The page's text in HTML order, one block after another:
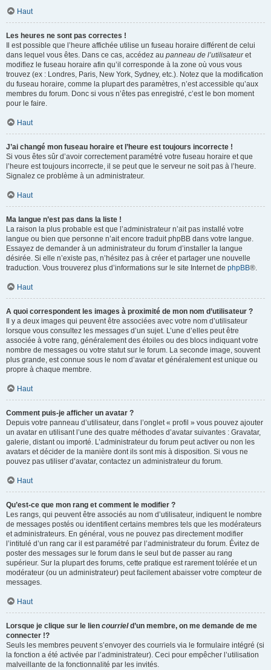
Haut
Les heures ne sont pas correctes !
Il est possible que l’heure affichée utilise un fuseau horaire différent de celui
dans lequel vous êtes. Dans ce cas, accédez au panneau de l’utilisateuret
modifiez le fuseau horaire afin qu’il corresponde à la zone où vous vous
trouvez (ex : Londres, Paris, New York, Sydney, etc.). Notez que la modification
du fuseau horaire, comme la plupart des paramètres, n’est accessible qu’aux
membres du forum. Donc si vous n’êtes pas enregistré, c’est le bon moment
pour le faire.
Haut
J’ai changé mon fuseau horaire et l’heure est toujours incorrecte !
Si vous êtes sûr d’avoir correctement paramétré votre fuseau horaire et que
l’heure est toujours incorrecte, il se peut que le serveur ne soit pas à l’heure.
Signalez ce problème à un administrateur.
Haut
Ma langue n’est pas dans la liste !
La raison la plus probable est que l’administrateur n’ait pas installé votre
langue ou bien que personne n’ait encore traduit phpBB dans votre langue.
Essayez de demander à un administrateur du forum d’installer la langue
désirée. Si elle n’existe pas, n’hésitez pas à créer et partager une nouvelle
traduction. Vous trouverez plus d’informations sur le site Internet de phpBB®.
Haut
A quoi correspondent les images à proximité de mon nom d’utilisateur ?
Il y a deux images qui peuvent être associées avec votre nom d’utilisateur
lorsque vous consultez les messages d’un sujet. L’une d’elles peut être
associée à votre rang, généralement des étoiles ou des blocs indiquant votre
nombre de messages ou votre statut sur le forum. La seconde image, souvent
plus grande, est connue sous le nom d’avatar et généralement est unique ou
propre à chaque membre.
Haut
Comment puis-je afficher un avatar ?
Depuis votre panneau d’utilisateur, dans l’onglet « profil » vous pouvez ajouter
un avatar en utilisant l’une des quatre méthodes d’avatar suivantes : Gravatar,
galerie, distant ou importé. L’administrateur du forum peut activer ou non les
avatars et décider de la manière dont ils sont mis à disposition. Si vous ne
pouvez pas utiliser d’avatar, contactez un administrateur du forum.
Haut
Qu’est-ce que mon rang et comment le modifier ?
Les rangs, qui peuvent être associés au nom d’utilisateur, indiquent le nombre
de messages postés ou identifient certains membres tels que les modérateurs
et administrateurs. En général, vous ne pouvez pas directement modifier
l’intitulé d’un rang car il est paramétré par l’administrateur du forum. Évitez de
poster des messages sur le forum dans le seul but de passer au rang
supérieur. Sur la plupart des forums, cette pratique est rarement tolérée et un
modérateur (ou un administrateur) peut facilement abaisser votre compteur de
messages.
Haut
Lorsque je clique sur le lien courrield’un membre, on me demande de me
connecter !?
Seuls les membres peuvent s’envoyer des courriels via le formulaire intégré (si
la fonction a été activée par l’administrateur). Ceci pour empêcher l’utilisation
malveillante de la fonctionnalité par les invités.